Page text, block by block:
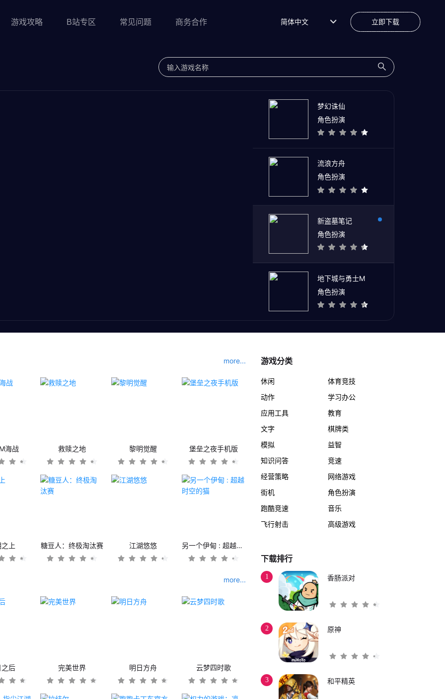
游戏攻略 B站专区 常见问题 商务合作 简体中文 立即下载
梦幻诛仙
角色扮演
流浪方舟
角色扮演
新盗墓笔记
角色扮演
地下城与勇士M
角色扮演
more...
海战 救赎之地 黎明觉醒 堡垒之夜手机版
上 糖豆人：终极淘汰赛 江湖悠悠 另一个伊甸 : 超越时空的猫
more...
后 完美世界 明日方舟 云梦四时歌
游戏分类
休闲
体育竞技
动作
学习办公
应用工具
教育
文字
棋牌类
模拟
益智
知识问答
竞速
经营策略
网络游戏
街机
角色扮演
跑酷竞速
音乐
飞行射击
高级游戏
下载排行
1 香肠派对
2 原神
3 和平精英